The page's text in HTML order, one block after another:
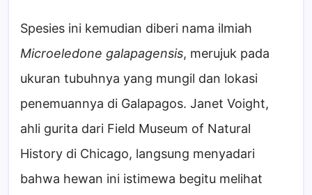
Spesies ini kemudian diberi nama ilmiah
Microeledone galapagensis, merujuk pada
ukuran tubuhnya yang mungil dan lokasi
penemuannya di Galapagos. Janet Voight,
ahli gurita dari Field Museum of Natural
History di Chicago, langsung menyadari
bahwa hewan ini istimewa begitu melihat